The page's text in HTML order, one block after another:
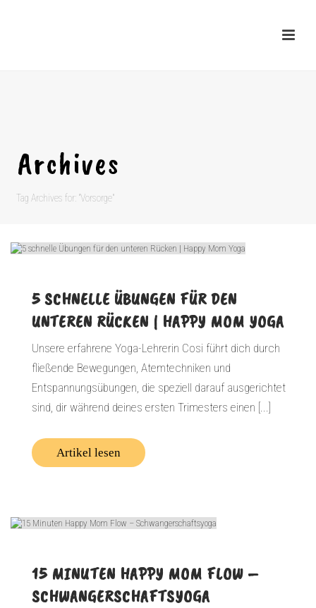
Archives
Tag Archives for: "Vorsorge"
5 SCHNELLE ÜBUNGEN FÜR DEN
UNTEREN RÜCKEN | HAPPY MOM YOGA
Unsere erfahrene Yoga-Lehrerin Cosi führt dich durch
fließende Bewegungen, Atemtechniken und
Entspannungsübungen, die speziell darauf ausgerichtet
sind, dir während deines ersten Trimesters einen [...]
Artikel lesen
15 MINUTEN HAPPY MOM FLOW –
SCHWANGERSCHAFTSYOGA